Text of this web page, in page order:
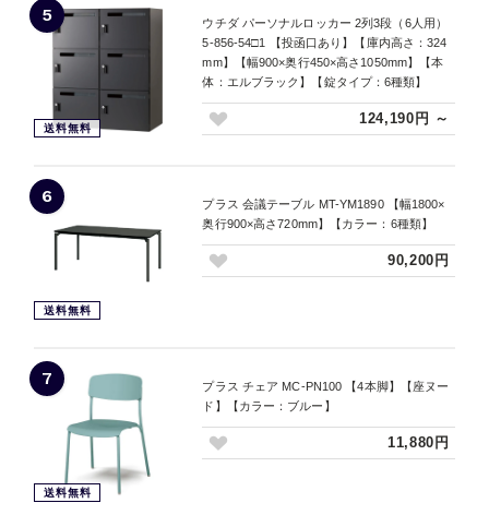
5
送料無料
ウチダ パーソナルロッカー 2列3段（6人用）
5-856-54□1 【投函口あり】【庫内高さ：324
mm】【幅900×奥行450×高さ1050mm】【本
体：エルブラック】【錠タイプ：6種類】
124,190円 ～
6
送料無料
プラス 会議テーブル MT-YM1890 【幅1800×
奥行900×高さ720mm】【カラー：6種類】
90,200円
7
送料無料
プラス チェア MC-PN100 【4本脚】【座ヌー
ド】【カラー：ブルー】
11,880円